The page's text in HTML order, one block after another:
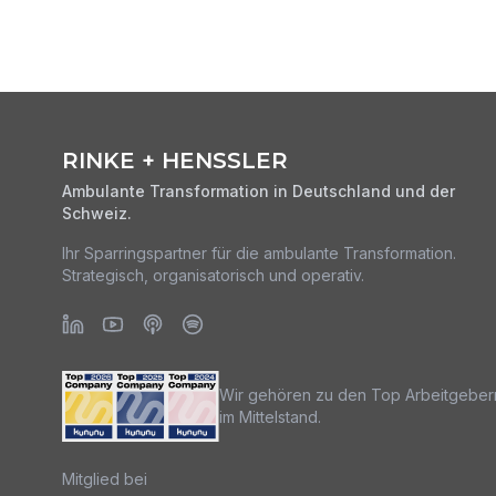
RINKE + HENSSLER
Ambulante Transformation in Deutschland und der
Schweiz.
Ihr Sparringspartner für die ambulante Transformation.
Strategisch, organisatorisch und operativ.
Wir gehören zu den Top
im Mittelstand.
Mitglied bei